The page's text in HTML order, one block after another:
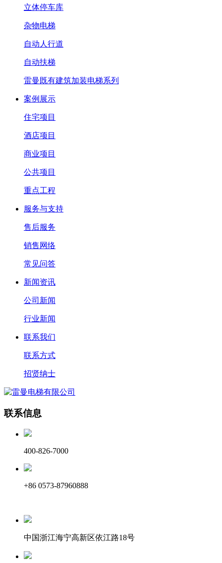
立体停车库
杂物电梯
自动人行道
自动扶梯
雷曼既有建筑加装电梯系列
案例展示
住宅项目
酒店项目
商业项目
公共项目
重点工程
服务与支持
售后服务
销售网络
常见问答
新闻资讯
公司新闻
行业新闻
联系我们
联系方式
招贤纳士
联系信息
400-826-7000
+86 0573-87960888
中国浙江海宁高新区依江路18号